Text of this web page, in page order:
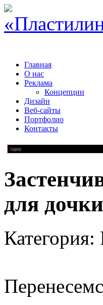
Главная
О нас
Реклама
Концепции
Дизайн
Веб-сайты
Портфолио
Контакты
для